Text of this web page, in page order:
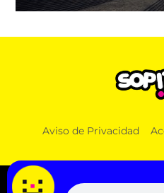
Aviso de Privacidad
© 2026 SOPITAS.COM - MÚSICA,